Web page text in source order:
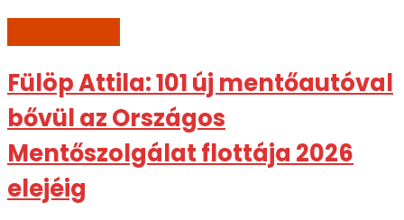
Fülöp Attila: 101 új mentőautóval
bővül az Országos
Mentőszolgálat flottája 2026
elejéig